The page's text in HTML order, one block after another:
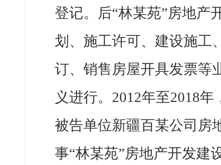
登记。后“林某苑”房地产
划、施工许可、建设施工
订、销售房屋开具发票等
义进行。2012年至2018
被告单位新疆百某公司房
事“林某苑”房地产开发建